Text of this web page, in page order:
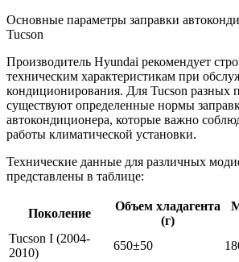
Основные параметры заправки
Tucson
Производитель Hyundai рекомендует
техническим характеристикам при
кондиционирования. Для Tucson разных
существуют определенные нормы
автокондиционера, которые важно
работы климатической установки.
Технические данные для различных
представлены в таблице:
Поколение
Объем хладагента
(г)
Tucson I (2004-
2010)
650±50